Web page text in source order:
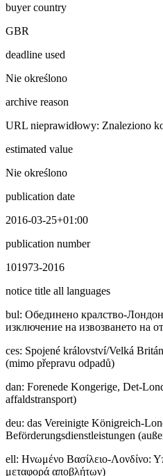
buyer country
GBR
deadline used
Nie określono
archive reason
URL nieprawidłowy: Znaleziono
estimated value
Nie określono
publication date
2016-03-25+01:00
publication number
101973-2016
notice title all languages
bul: Обединено кралство-
изключение на извозването на
ces: Spojené království/Velká
(mimo přepravu odpadů)
dan: Forenede Kongerige, Det-
affaldstransport)
deu: das Vereinigte Königreich-
Beförderungsdienstleistungen
ell: Ηνωμένο Βασίλειο-Λονδίνο:
μεταφορά αποβλήτων)